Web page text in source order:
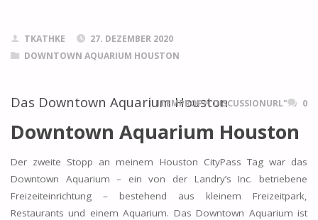
TKATHKE
27. DEZEMBER 2020
DOWNTOWN AQUARIUM HOUSTON
Das Downtown Aquarium Houston
ITEMPROP="DISCUSSIONURL" 0
Downtown Aquarium Houston
Der zweite Stopp an meinem Houston CityPass Tag war das
Downtown Aquarium – ein von der Landry’s Inc. betriebene
Freizeiteinrichtung – bestehend aus kleinem Freizeitpark,
Restaurants und einem Aquarium. Das Downtown Aquarium ist